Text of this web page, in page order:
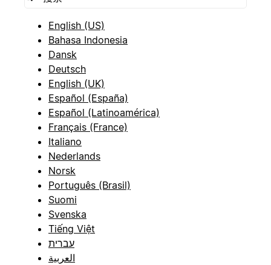
English (US)
Bahasa Indonesia
Dansk
Deutsch
English (UK)
Español (España)
Español (Latinoamérica)
Français (France)
Italiano
Nederlands
Norsk
Português (Brasil)
Suomi
Svenska
Tiếng Việt
עברית
العربية